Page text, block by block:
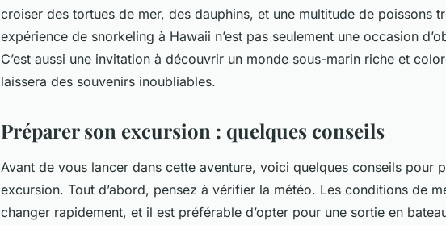
croiser des tortues de mer, des dauphins, et une multitude de poissons
expérience de snorkeling à Hawaii n’est pas seulement une occasion
C’est aussi une invitation à découvrir un monde sous-marin riche et
laissera des souvenirs inoubliables.
Préparer son excursion : quelques conseils
Avant de vous lancer dans cette aventure, voici quelques conseils pour
excursion. Tout d’abord, pensez à vérifier la météo. Les conditions de
changer rapidement, et il est préférable d’opter pour une sortie en